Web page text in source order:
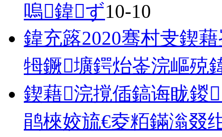
嗚鍏ず10-10
鍏充簬2020骞村叏鍥
牳鐝壙鍔炲崟浣嶇殑
鍥藉浣撹偛鎬诲眬鍐
鹃棶姣旈€夌粨鏋滃叕